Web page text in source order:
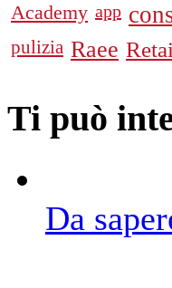
Academy app
pulizia Raee
Ti può
Da